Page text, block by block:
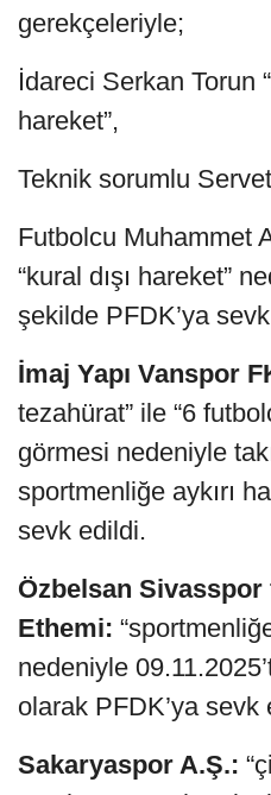
gerekçeleriyle;
İdareci Serkan Torun
hareket”,
Teknik sorumlu
Futbolcu Muhammet
“kural dışı hareket”
şekilde PFDK’ya
İmaj Yapı Vanspor
tezahürat” ile “6
görmesi nedeniyle
sportmenliğe aykırı
sevk edildi.
Özbelsan
Ethemi:
nedeniyle
olarak PFDK’ya sevk
Sakaryaspor A.Ş.: